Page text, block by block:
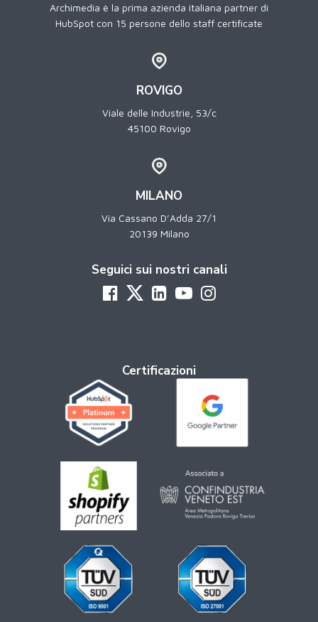
Archimedia è la prima azienda italiana partner di
HubSpot con 15 persone dello staff certificate
ROVIGO
Viale delle Industrie, 53/c
45100 Rovigo
MILANO
Via Cassano D’Adda 27/1
20139 Milano
Seguici sui nostri canali
Certificazioni